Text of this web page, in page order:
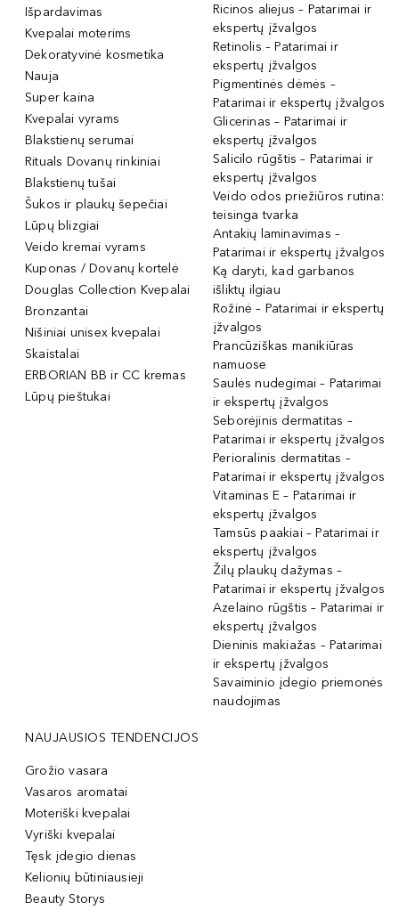
Išpardavimas
Kvepalai moterims
Dekoratyvinė kosmetika
Nauja
Super kaina
Kvepalai vyrams
Blakstienų serumai
Rituals Dovanų rinkiniai
Blakstienų tušai
Šukos ir plaukų šepečiai
Lūpų blizgiai
Veido kremai vyrams
Kuponas / Dovanų kortelė
Douglas Collection Kvepalai
Bronzantai
Nišiniai unisex kvepalai
Skaistalai
ERBORIAN BB ir CC kremas
Lūpų pieštukai
Ricinos aliejus – Patarimai ir
ekspertų įžvalgos
Retinolis – Patarimai ir
ekspertų įžvalgos
Pigmentinės dėmės –
Patarimai ir ekspertų įžvalgos
Glicerinas – Patarimai ir
ekspertų įžvalgos
Salicilo rūgštis – Patarimai ir
ekspertų įžvalgos
Veido odos priežiūros rutina:
teisinga tvarka
Antakių laminavimas –
Patarimai ir ekspertų įžvalgos
Ką daryti, kad garbanos
išliktų ilgiau
Rožinė – Patarimai ir ekspertų
įžvalgos
Prancūziškas manikiūras
namuose
Saulės nudegimai – Patarimai
ir ekspertų įžvalgos
Seborėjinis dermatitas –
Patarimai ir ekspertų įžvalgos
Perioralinis dermatitas –
Patarimai ir ekspertų įžvalgos
Vitaminas E – Patarimai ir
ekspertų įžvalgos
Tamsūs paakiai – Patarimai ir
ekspertų įžvalgos
Žilų plaukų dažymas –
Patarimai ir ekspertų įžvalgos
Azelaino rūgštis – Patarimai ir
ekspertų įžvalgos
Dieninis makiažas – Patarimai
ir ekspertų įžvalgos
Savaiminio įdegio priemonės
naudojimas
NAUJAUSIOS TENDENCIJOS
Grožio vasara
Vasaros aromatai
Moteriški kvepalai
Vyriški kvepalai
Tęsk įdegio dienas
Kelionių būtiniausieji
Beauty Storys